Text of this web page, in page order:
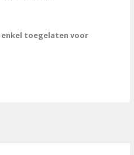
toegelaten voor